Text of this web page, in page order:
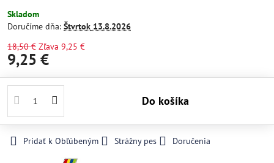
Skladom
Doručíme dňa: Štvrtok 13.8.2026
18,50 € Zľava 9,25 €
9,25 €
Do košíka
Pridať k Obľúbeným Strážny pes Doručenia